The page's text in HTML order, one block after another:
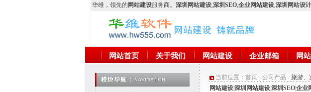
华维 ，领先的 网站建设服务商。 深圳网站建设,深圳SEO,企业网站建设,深圳网站设计
网站首页 关于我们 网站建设 企业邮箱 网
当前位置： 首页- 公司产品 - 旅游、
网站建设|深圳网站建设|深圳SEO|企业